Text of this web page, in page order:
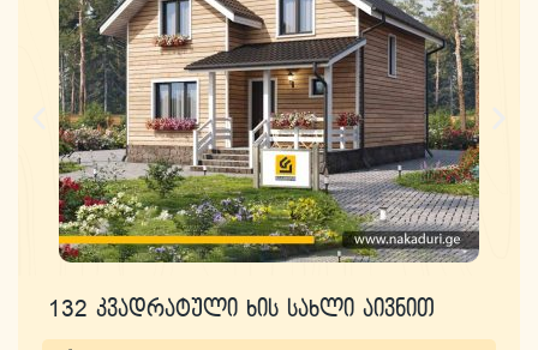
132 კვადრატული ხის სახლი აივნით